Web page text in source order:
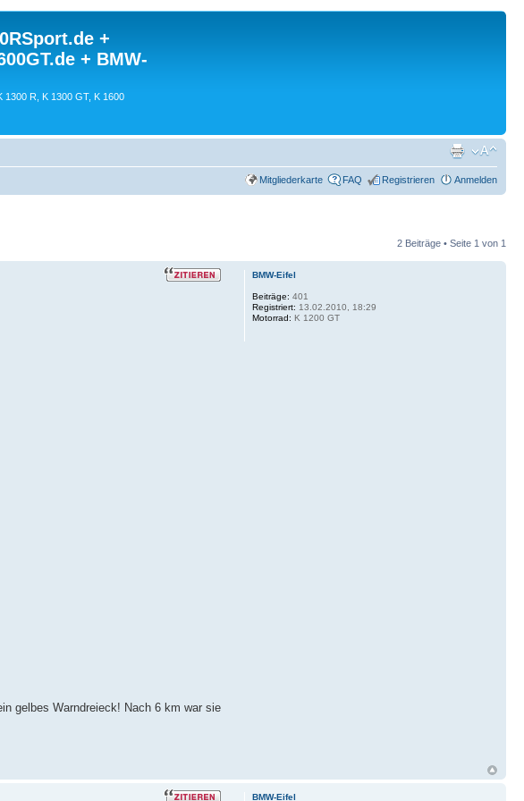
+
+ BMW-
1300 R, K 1300 GT, K 1600
Mitgliederkarte FAQ Registrieren Anmelden
2 Beiträge • Seite 1 von 1
gelbes Warndreieck! Nach 6 km war sie
BMW-Eifel
Beiträge: 401
Registriert: 13.02.2010, 18:29
Motorrad: K 1200 GT
BMW-Eifel